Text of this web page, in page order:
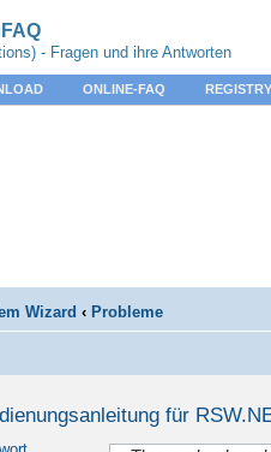
- Fragen und ihre Antworten
ONLINE-FAQ
Wizard ‹ Probleme
für